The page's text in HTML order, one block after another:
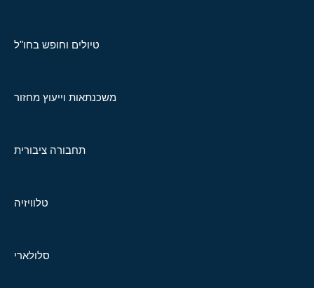
טיולים וחופש בחו"ל
משכנתאות וייעוץ מחזור
תחבורה ציבורית
טלוויזיה
סלולארי